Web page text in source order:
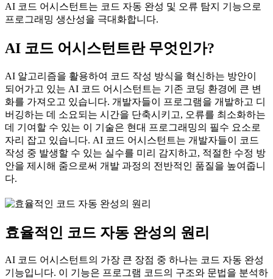
AI 코드 어시스턴트는 코드 자동 완성 및 오류 탐지 기능으로
프로그래밍 생산성을 극대화합니다.
AI 코드 어시스턴트란 무엇인가?
AI 알고리즘을 활용하여 코드 작성 방식을 혁신하는 방안이
되어가고 있는 AI 코드 어시스턴트는 기존 코딩 환경에 큰 변
화를 가져오고 있습니다. 개발자들이 프로그램을 개발하고 디
버깅하는 데 소요되는 시간을 단축시키고, 오류를 최소화하는
데 기여할 수 있는 이 기술은 현대 프로그래밍의 필수 요소로
자리 잡고 있습니다. AI 코드 어시스턴트는 개발자들이 코드
작성 중 발생할 수 있는 실수를 미리 감지하고, 적절한 수정 방
안을 제시해 줌으로써 개발 과정의 전반적인 품질을 높여줍니
다.
효율적인 코드 자동 완성의 원리
AI 코드 어시스턴트의 가장 큰 장점 중 하나는 코드 자동 완성
기능입니다. 이 기능은 프로그램 코드의 구조와 문법을 분석하